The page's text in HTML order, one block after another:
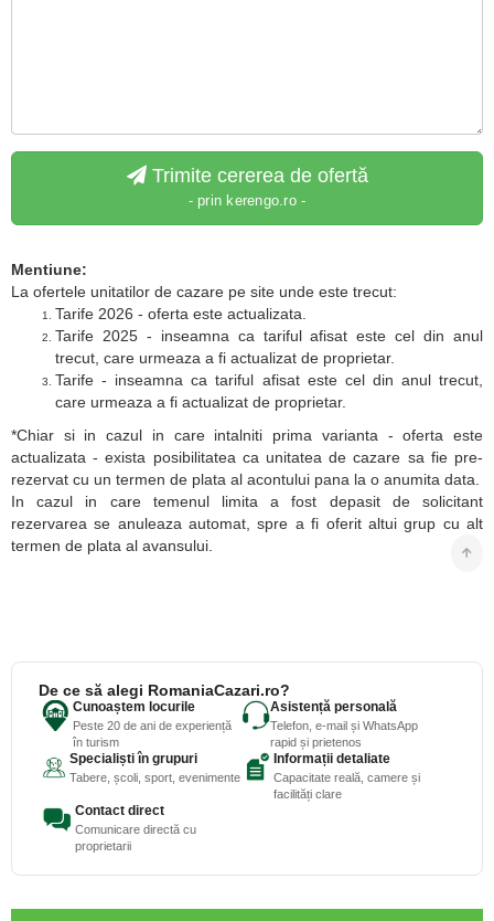
Trimite cererea de ofertă
- prin kerengo.ro -
Mentiune:
La ofertele unitatilor de cazare pe site unde este trecut:
Tarife 2026 - oferta este actualizata.
Tarife 2025 - inseamna ca tariful afisat este cel din anul
trecut, care urmeaza a fi actualizat de proprietar.
Tarife - inseamna ca tariful afisat este cel din anul trecut,
care urmeaza a fi actualizat de proprietar.
*Chiar si in cazul in care intalniti prima varianta - oferta este
actualizata - exista posibilitatea ca unitatea de cazare sa fie pre-
rezervat cu un termen de plata al acontului pana la o anumita data.
In cazul in care temenul limita a fost depasit de solicitant
rezervarea se anuleaza automat, spre a fi oferit altui grup cu alt
termen de plata al avansului.
De ce să alegi RomaniaCazari.ro?
Cunoaștem locurile
Peste 20 de ani de experiență
în turism
Asistență personală
Telefon, e-mail și WhatsApp
rapid și prietenos
Specialiști în grupuri
Tabere, școli, sport, evenimente
Informații detaliate
Capacitate reală, camere și
facilități clare
Contact direct
Comunicare directă cu
proprietarii